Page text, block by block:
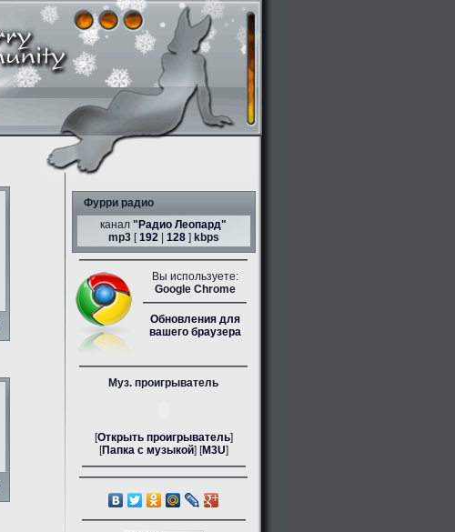
Фурри радио
канал " Радио Леопард"
mp3[192| 128] kbps
Вы используете:
Google Chrome
Обновления для
вашего браузера
Муз. проигрыватель
[Открыть проигрыватель]
[Папка с музыкой] [M3U]